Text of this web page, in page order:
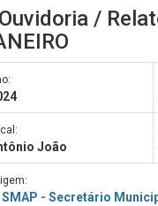
Ouvidoria /
João
SMAP - Secretário